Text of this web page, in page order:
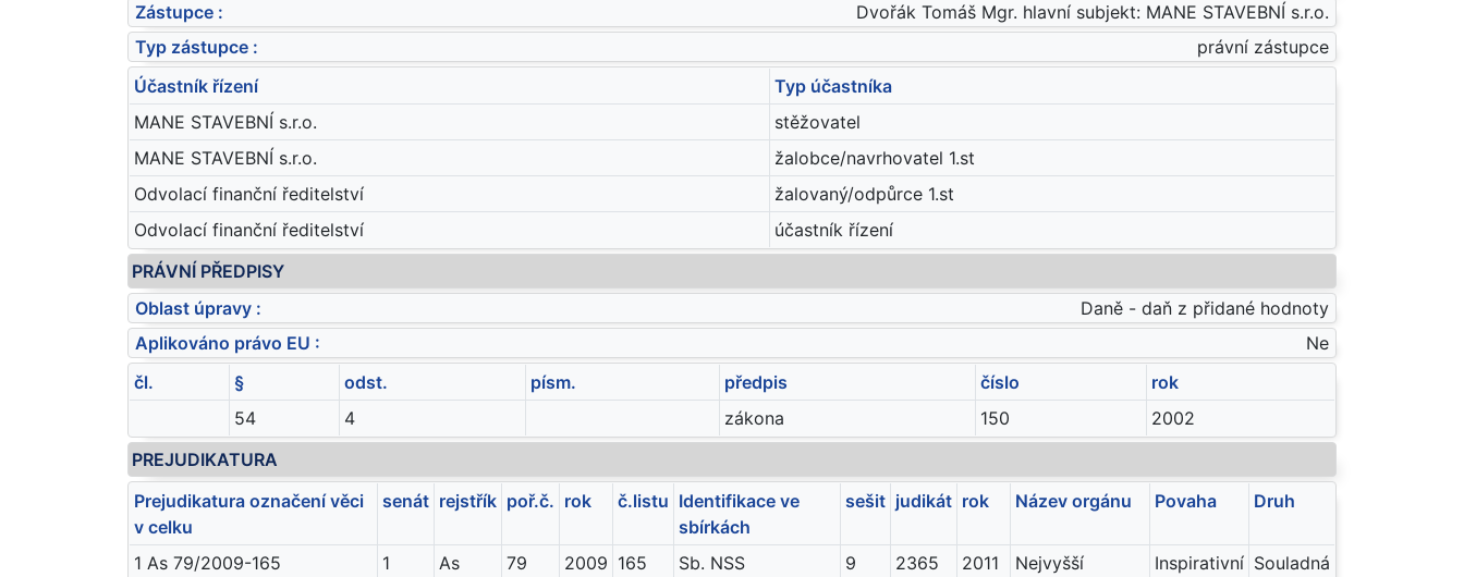
Zástupce :
Dvořák Tomáš Mgr. hlavní subjekt: MANE STAVEBNÍ s.r.o.
Typ zástupce :
právní zástupce
Účastník řízení
Typ účastníka
MANE STAVEBNÍ s.r.o.
stěžovatel
MANE STAVEBNÍ s.r.o.
žalobce/navrhovatel 1.st
Odvolací finanční ředitelství
žalovaný/odpůrce 1.st
Odvolací finanční ředitelství
účastník řízení
PRÁVNÍ PŘEDPISY
Oblast úpravy :
Daně - daň z přidané hodnoty
Aplikováno právo EU :
Ne
čl.
§ odst. písm. předpis číslo
rok
54
4 zákona 150
2002
PREJUDIKATURA
Prejudikatura označení věci
v celku
senát rejstřík poř.č. rok č.listu Identifikace ve
sbírkách
sešit judikát rok Název orgánu Povaha Druh
1 As 79/2009-165 1 As 79 2009 165 Sb. NSS 9 2365 2011
Nejvyšší
Inspirativní Souladná